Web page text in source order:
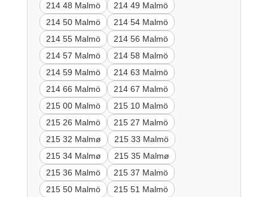
214 48 Malmö
214 49 Malmö
214 50 Malmö
214 54 Malmö
214 55 Malmö
214 56 Malmö
214 57 Malmö
214 58 Malmö
214 59 Malmö
214 63 Malmö
214 66 Malmö
214 67 Malmö
215 00 Malmö
215 10 Malmö
215 26 Malmö
215 27 Malmö
215 32 Malmø
215 33 Malmö
215 34 Malmø
215 35 Malmø
215 36 Malmö
215 37 Malmö
215 50 Malmö
215 51 Malmö